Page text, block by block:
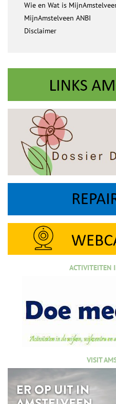
Wie en Wat is
MijnAmstelveen ANBI
Disclaimer
ACTIVITEITEN
VISIT